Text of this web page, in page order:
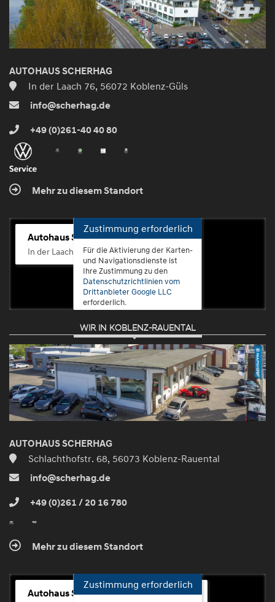
AUTOHAUS SCHERHAG
In der Laach 76, 56072 Koblenz-Güls
info@scherhag.de
+49 (0)261-40 40 80
Mehr zu diesem Standort
Autohaus Scherhag
In der Laach 76, 56072 Koblenz-Güls
Zustimmung erforderlich
Für die Aktivierung der Karten-
und Navigationsdienste ist
Ihre Zustimmung zu den
Datenschutzrichtlinien vom
Drittanbieter Google LLC
erforderlich.
Zustimmen
und
aktivieren
WIR IN KOBLENZ-RAUENTAL
AUTOHAUS SCHERHAG
Schlachthofstr. 68, 56073 Koblenz-Rauental
info@scherhag.de
+49 (0)261 / 20 16 780
Mehr zu diesem Standort
Autohaus Scherhag
Zustimmung erforderlich